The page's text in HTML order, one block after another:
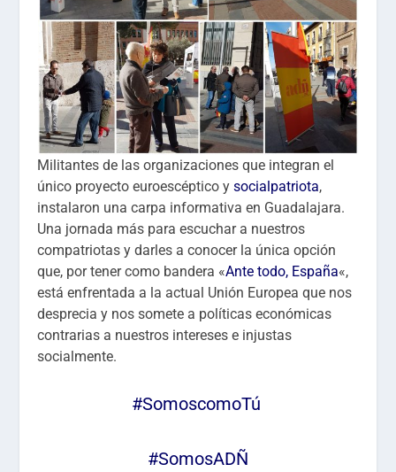
Militantes de las organizaciones que integran el
único proyecto euroescéptico ysocialpatriota,
instalaron una carpa informativa en Guadalajara.
Una jornada más para escuchar a nuestros
compatriotas y darles a conocer la única opción
que, por tener como bandera «Ante todo, España«,
está enfrentada a la actual Unión Europea que nos
desprecia y nos somete a políticas económicas
contrarias a nuestros intereses e injustas
socialmente.
#SomoscomoTú
#SomosADÑ